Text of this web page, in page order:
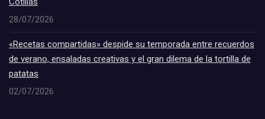
28/07/2026
«Recetas compartidas» despide su temporada entre recuerdos
de verano, ensaladas creativas y el gran dilema de la tortilla de
patatas
02/07/2026